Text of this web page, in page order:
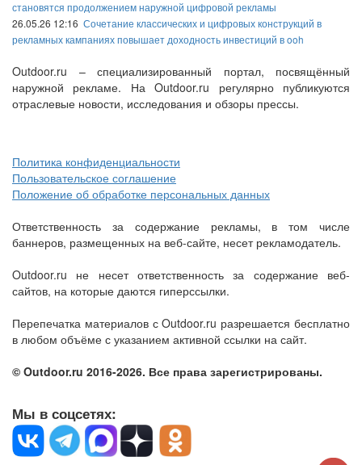
становятся продолжением наружной цифровой рекламы
26.05.26 12:16 Сочетание классических и цифровых конструкций в
рекламных кампаниях повышает доходность инвестиций в ooh
Outdoor.ru – специализированный портал, посвящённый
наружной рекламе. На Outdoor.ru регулярно публикуются
отраслевые новости, исследования и обзоры прессы.
Политика конфиденциальности
Пользовательское соглашение
Положение об обработке персональных данных
Ответственность за содержание рекламы, в том числе
баннеров, размещенных на веб-сайте, несет рекламодатель.
Outdoor.ru не несет ответственность за содержание веб-
сайтов, на которые даются гиперссылки.
Перепечатка материалов с Outdoor.ru разрешается бесплатно
в любом объёме с указанием активной ссылки на сайт.
© Outdoor.ru 2016-2026. Все права зарегистрированы.
Мы в соцсетях: